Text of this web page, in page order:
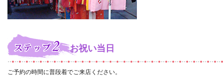
お祝い当日
ご予約の時間に普段着でご来店ください。